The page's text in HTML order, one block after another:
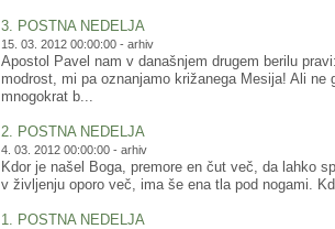
3. POSTNA NEDELJA
15. 03. 2012 00:00:00 -arhiv
Apostol Pavel nam v današnjem drugem berilu
modrost, mi pa oznanjamo križanega Mesija! Ali ne
mnogokrat b...
2. POSTNA NEDELJA
4. 03. 2012 00:00:00 -arhiv
Kdor je našel Boga, premore en čut več, da lahko
v življenju oporo več, ima še ena tla pod nogami.
1. POSTNA NEDELJA